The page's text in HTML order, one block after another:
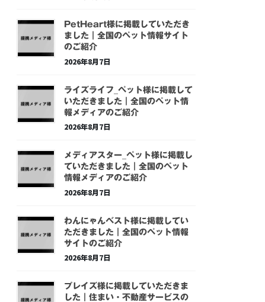
PetHeart様に掲載していただき
ました｜全国のペット情報サイト
のご紹介
2026年8月7日
ライズライフ_ペット様に掲載して
いただきました｜全国のペット情
報メディアのご紹介
2026年8月7日
メディアスター_ペット様に掲載し
ていただきました｜全国のペット
情報メディアのご紹介
2026年8月7日
わんにゃんベスト様に掲載してい
ただきました｜全国のペット情報
サイトのご紹介
2026年8月7日
プレイズ様に掲載していただきま
した｜住まい・不動産サービスの